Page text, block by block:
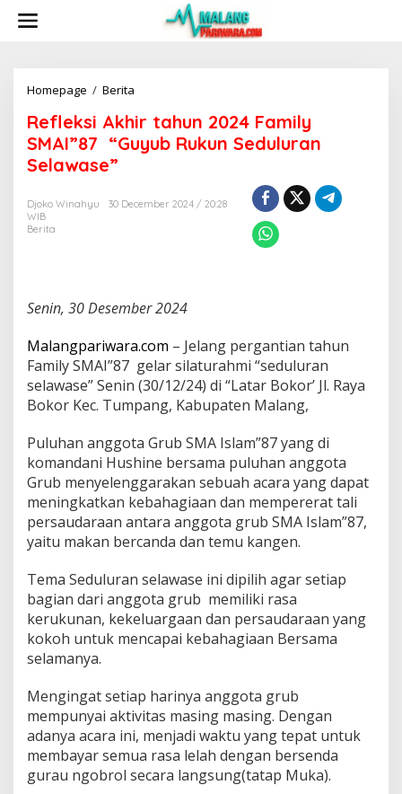
Homepage / Berita
f
l
e
i
t
a
u
n
2
0
2
F
a
m
i
l
y
S
A
"
8
7
u
y
u
b
R
u
Refleksi Akhir tahun 2024 Family
SMAI”87 “Guyub Rukun Seduluran
Selawase”
Djoko Winahyu
30 December 2024 / 20:28
WIB
Berita
Senin, 30 Desember 2024
Malangpariwara.com – Jelang pergantian tahun
Family SMAI”87 gelar silaturahmi “seduluran
selawase” Senin (30/12/24) di “Latar Bokor’ Jl. Raya
Bokor Kec. Tumpang, Kabupaten Malang,
Puluhan anggota Grub SMA Islam”87 yang di
komandani Hushine bersama puluhan anggota
Grub menyelenggarakan sebuah acara yang dapat
meningkatkan kebahagiaan dan mempererat tali
persaudaraan antara anggota grub SMA Islam”87,
yaitu makan bercanda dan temu kangen.
Tema Seduluran selawase ini dipilih agar setiap
bagian dari anggota grub memiliki rasa
kerukunan, kekeluargaan dan persaudaraan yang
kokoh untuk mencapai kebahagiaan Bersama
selamanya.
Mengingat setiap harinya anggota grub
mempunyai aktivitas masing masing. Dengan
adanya acara ini, menjadi waktu yang tepat untuk
membayar semua rasa lelah dengan bersenda
gurau ngobrol secara langsung(tatap Muka).